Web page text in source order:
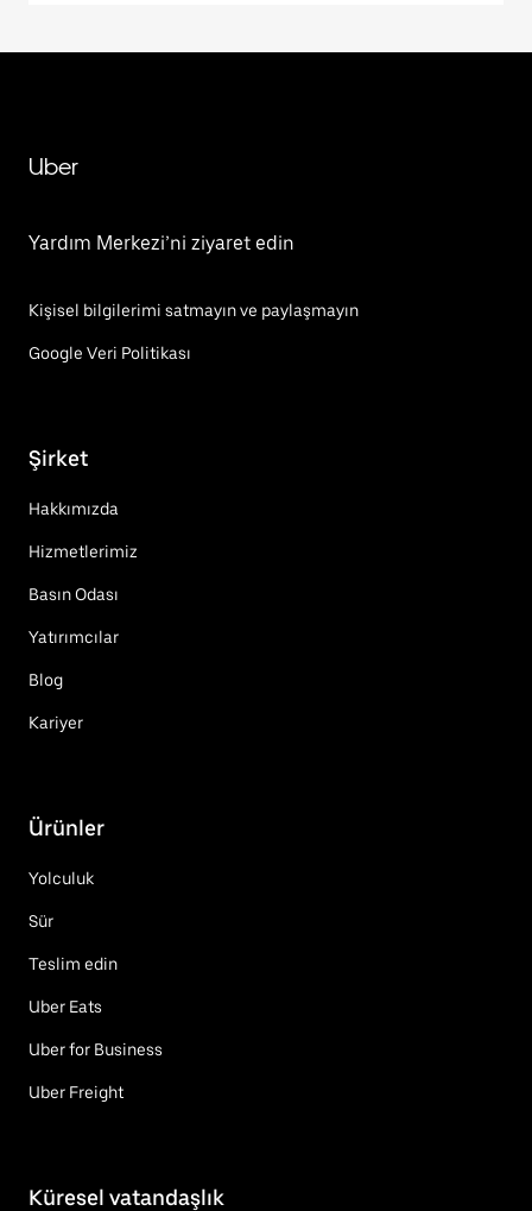
Uber
Yardım Merkezi’ni ziyaret edin
Kişisel bilgilerimi satmayın ve paylaşmayın
Google Veri Politikası
Şirket
Hakkımızda
Hizmetlerimiz
Basın Odası
Yatırımcılar
Blog
Kariyer
Ürünler
Yolculuk
Sür
Teslim edin
Uber Eats
Uber for Business
Uber Freight
Küresel vatandaşlık